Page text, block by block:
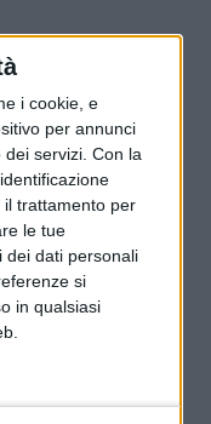
i cookie, e
per annunci
servizi. Con la
trattamento per
le tue
dei dati personali
si
in qualsiasi